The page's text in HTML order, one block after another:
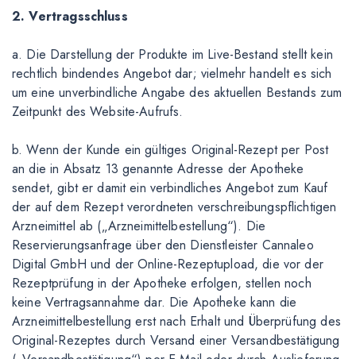
2. Vertragsschluss
a. Die Darstellung der Produkte im Live-Bestand stellt kein
rechtlich bindendes Angebot dar; vielmehr handelt es sich
um eine unverbindliche Angabe des aktuellen Bestands zum
Zeitpunkt des Website-Aufrufs.
b. Wenn der Kunde ein gültiges Original-Rezept per Post
an die in Absatz 13 genannte Adresse der Apotheke
sendet, gibt er damit ein verbindliches Angebot zum Kauf
der auf dem Rezept verordneten verschreibungspflichtigen
Arzneimittel ab („Arzneimittelbestellung“). Die
Reservierungsanfrage über den Dienstleister Cannaleo
Digital GmbH und der Online-Rezeptupload, die vor der
Rezeptprüfung in der Apotheke erfolgen, stellen noch
keine Vertragsannahme dar. Die Apotheke kann die
Arzneimittelbestellung erst nach Erhalt und Überprüfung des
Original-Rezeptes durch Versand einer Versandbestätigung